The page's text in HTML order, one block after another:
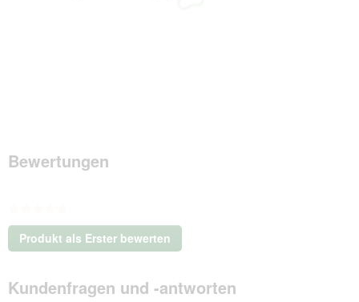
Bewertungen
Kein
Beurteilungswert
Produkt als Erster bewerten
.
dieser
Kundenfragen und -antworten